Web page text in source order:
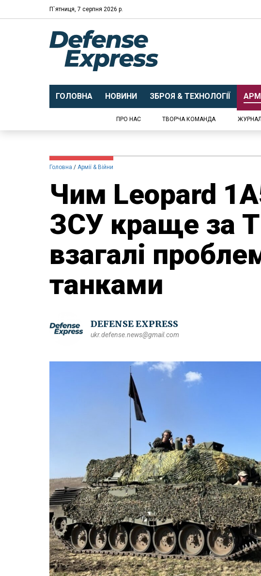
П`ятниця, 7 серпня 2026 р.
ГОЛОВНА НОВИНИ ЗБРОЯ & ТЕХНОЛОГІЇ
ПРО НАС ТВОРЧА КОМАНДА
Головна Армії & Війни
Чим Leopard
ЗСУ краще за
взагалі
танками
DEFENSE EXPRESS
ukr.defense.news@gmail.com